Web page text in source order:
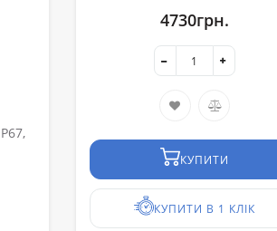
4730грн.
КУПИТИ
КУПИТИ В 1 КЛІК